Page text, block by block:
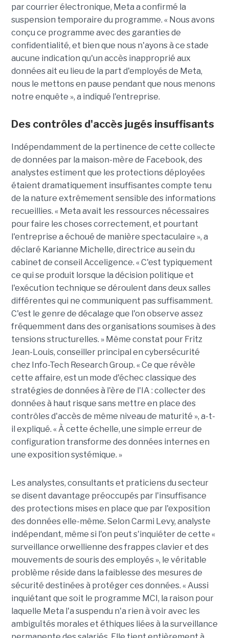
par courrier électronique, Meta a confirmé la
suspension temporaire du programme. « Nous avons
conçu ce programme avec des garanties de
confidentialité, et bien que nous n'ayons à ce stade
aucune indication qu'un accès inapproprié aux
données ait eu lieu de la part d'employés de Meta,
nous le mettons en pause pendant que nous menons
notre enquête », a indiqué l'entreprise.
Des contrôles d'accès jugés insuffisants
Indépendamment de la pertinence de cette collecte
de données par la maison-mère de Facebook, des
analystes estiment que les protections déployées
étaient dramatiquement insuffisantes compte tenu
de la nature extrêmement sensible des informations
recueillies. « Meta avait les ressources nécessaires
pour faire les choses correctement, et pourtant
l'entreprise a échoué de manière spectaculaire », a
déclaré Karianne Michelle, directrice au sein du
cabinet de conseil Acceligence. « C'est typiquement
ce qui se produit lorsque la décision politique et
l'exécution technique se déroulent dans deux salles
différentes qui ne communiquent pas suffisamment.
C'est le genre de décalage que l'on observe assez
fréquemment dans des organisations soumises à des
tensions structurelles. » Même constat pour Fritz
Jean-Louis, conseiller principal en cybersécurité
chez Info-Tech Research Group. « Ce que révèle
cette affaire, est un mode d'échec classique des
stratégies de données à l'ère de l'IA : collecter des
données à haut risque sans mettre en place des
contrôles d'accès de même niveau de maturité », a-t-
il expliqué. « À cette échelle, une simple erreur de
configuration transforme des données internes en
une exposition systémique. »
Les analystes, consultants et praticiens du secteur
se disent davantage préoccupés par l'insuffisance
des protections mises en place que par l'exposition
des données elle-même. Selon Carmi Levy, analyste
indépendant, même si l'on peut s'inquiéter de cette «
surveillance orwellienne des frappes clavier et des
mouvements de souris des employés », le véritable
problème réside dans la faiblesse des mesures de
sécurité destinées à protéger ces données. « Aussi
inquiétant que soit le programme MCI, la raison pour
laquelle Meta l'a suspendu n'a rien à voir avec les
ambiguïtés morales et éthiques liées à la surveillance